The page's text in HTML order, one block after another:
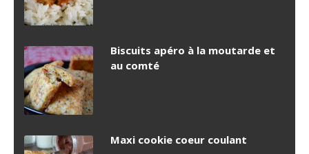
Biscuits apéro à la moutarde et
au comté
Maxi cookie coeur coulant